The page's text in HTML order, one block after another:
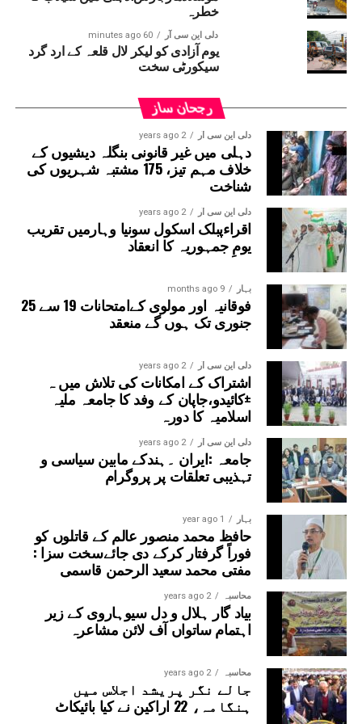
ادائیگی ممکن ہو سکے۔
واضح رہے کہ 15 مئی کو مدھیہ پردیش ہائی کورٹ نے اپنے
فیصلے میں قرار دیا تھا کہ دھار ضلع میں واقع متنازع بھوج
شالا-کمال مولہ مسجد کمپلیکس دراصل دیوی سرسوتی کا
مندر ہے۔ اسی فیصلے میں عدالت نے آثارِ قدیمہ کے سروے آف
انڈیا (اے ایس آئی) کے کئی دہائیوں پرانے اس حکم کو بھی
منسوخ کر دیا تھا، جس کے تحت مسلم برادری کو اس مقام پر
جمعہ کی نماز ادا کرنے کی اجازت حاصل تھی۔
خطرہ
دلی این سی آر 60 minutes ago
یوم آزادی کو لیکر لال قلعہ کے ارد گرد
سیکورٹی سخت
رجحان ساز
دلی این سی آر 2 years ago
دہلی میں غیر قانونی بنگلہ دیشیوں کے
خلاف مہم تیز، 175 مشتبہ شہریوں کی
شناخت
دلی این سی آر 2 years ago
اقراءپبلک اسکول سونیا وہارمیں تقریب
یومِ جمہوریہ کا انعقاد
بہار 9 months ago
فوقانیہ اور مولوی کےامتحانات 19 سے 25
جنوری تک ہوں گے منعقد
دلی این سی آر 2 years ago
اشتراک کے امکانات کی تلاش میں ہ
±کائیدو،جاپان کے وفد کا جامعہ ملیہ
اسلامیہ کا دورہ
دلی این سی آر 2 years ago
جامعہ :ایران ۔ہندکے مابین سیاسی و
تہذیبی تعلقات پر پروگرام
بہار 1 year ago
حافظ محمد منصور عالم کے قاتلوں کو
فوراً گرفتار کرکے دی جائےسخت سزا :
مفتی محمد سعید الرحمن قاسمی
محاسبہ 2 years ago
بیاد گار ہلال و دل سیوہاروی کے زیر
اہتمام ساتواں آف لائن مشاعرہ
محاسبہ 2 years ago
جالے نگر پریشد اجلاس میں
ہنگامہ، 22 اراکین نے کیا بائیکاٹ